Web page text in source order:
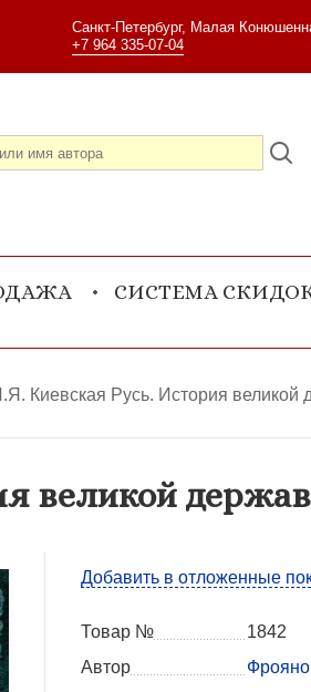
Санкт-Петербург, Малая
+7 964 335-07-04
СИСТЕМА
Киевская Русь. История великой
великой
Добавить в отложенные
Товар №
1842
Автор